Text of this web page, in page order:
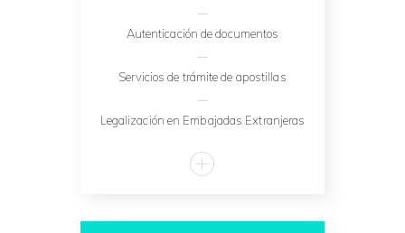
Autenticación de documentos
Servicios de trámite de apostillas
Legalización en Embajadas Extranjeras